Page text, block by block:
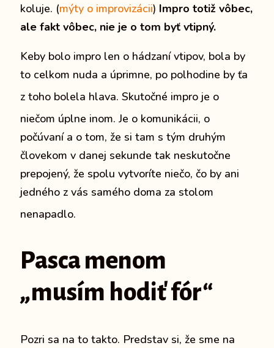
koluje. (mýty o improvizácii) Impro totiž vôbec,
ale fakt vôbec, nie je o tom byť vtipný.
Keby bolo impro len o hádzaní vtipov, bola by
to celkom nuda a úprimne, po polhodine by ťa
z toho bolela hlava. Skutočné impro je o
niečom úplne inom. Je o komunikácii, o
počúvaní a o tom, že si tam s tým druhým
človekom v danej sekunde tak neskutočne
prepojený, že spolu vytvoríte niečo, čo by ani
jedného z vás samého doma za stolom
nenapadlo.
Pasca menom
„musím hodiť fór“
Pozri sa na to takto. Predstav si, že sme na